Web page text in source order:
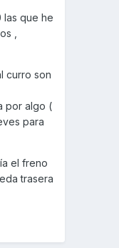
las que he
,
curro son
por algo (
para
el freno
trasera